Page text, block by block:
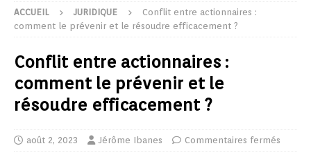
ACCUEIL JURIDIQUE
Conflit entre actionnaires :
comment le prévenir et le résoudre efficacement ?
Conflit entre actionnaires :
comment le prévenir et le
résoudre efficacement ?
août 2, 2023 Jérôme Ibanes Commentaires fermés